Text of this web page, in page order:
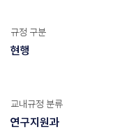
규정 구분
현행
교내규정 분류
연구지원과